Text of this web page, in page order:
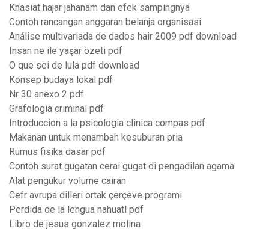
Khasiat hajar jahanam dan efek sampingnya
Contoh rancangan anggaran belanja organisasi
Análise multivariada de dados hair 2009 pdf download
Insan ne ile yaşar özeti pdf
O que sei de lula pdf download
Konsep budaya lokal pdf
Nr 30 anexo 2 pdf
Grafologia criminal pdf
Introduccion a la psicologia clinica compas pdf
Makanan untuk menambah kesuburan pria
Rumus fisika dasar pdf
Contoh surat gugatan cerai gugat di pengadilan agama
Alat pengukur volume cairan
Cefr avrupa dilleri ortak çerçeve programı
Perdida de la lengua nahuatl pdf
Libro de jesus gonzalez molina